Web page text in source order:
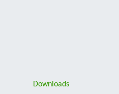
Downloads